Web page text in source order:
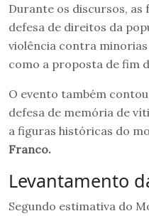
Durante os discursos,
defesa de direitos da
violência contra
como a proposta de fim
O evento também
defesa de memória de
a figuras históricas do
Franco.
Levantamento
Segundo estimativa do